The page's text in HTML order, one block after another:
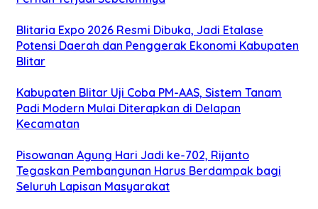
Blitaria Expo 2026 Resmi Dibuka, Jadi Etalase
Potensi Daerah dan Penggerak Ekonomi Kabupaten
Blitar
Kabupaten Blitar Uji Coba PM-AAS, Sistem Tanam
Padi Modern Mulai Diterapkan di Delapan
Kecamatan
Pisowanan Agung Hari Jadi ke-702, Rijanto
Tegaskan Pembangunan Harus Berdampak bagi
Seluruh Lapisan Masyarakat